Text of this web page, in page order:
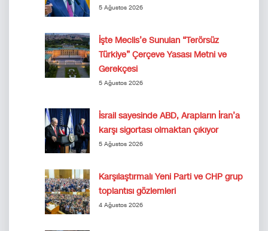
5 Ağustos 2026
İşte Meclis’e Sunulan “Terörsüz
Türkiye” Çerçeve Yasası Metni ve
Gerekçesi
5 Ağustos 2026
İsrail sayesinde ABD, Arapların İran’a
karşı sigortası olmaktan çıkıyor
5 Ağustos 2026
Karşılaştırmalı Yeni Parti ve CHP grup
toplantısı gözlemleri
4 Ağustos 2026